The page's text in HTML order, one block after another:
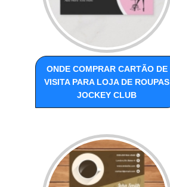
ONDE COMPRAR CARTÃO DE
VISITA PARA LOJA DE ROUPAS
JOCKEY CLUB